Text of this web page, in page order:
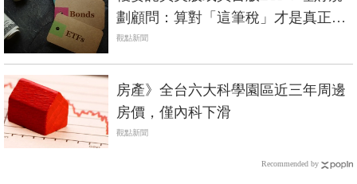
劃顧問：算對「這筆稅」才是真正報
酬
觀點新聞
房產》全台六大科學園區近三年周邊
房價，僅內科下滑
觀點新聞
Recommended by